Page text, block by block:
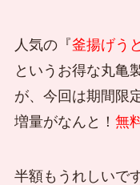
人気の『釜揚げう
というお得な丸亀
が、 今回は期間限
増量がなんと！ 無
半額もうれしいで